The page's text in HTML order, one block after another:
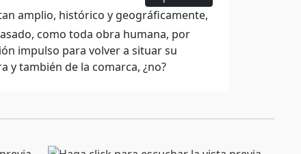
amplio, histórico y geográficamente,
como toda obra humana, por
impulso para volver a situar su
y también de la comarca, ¿no?